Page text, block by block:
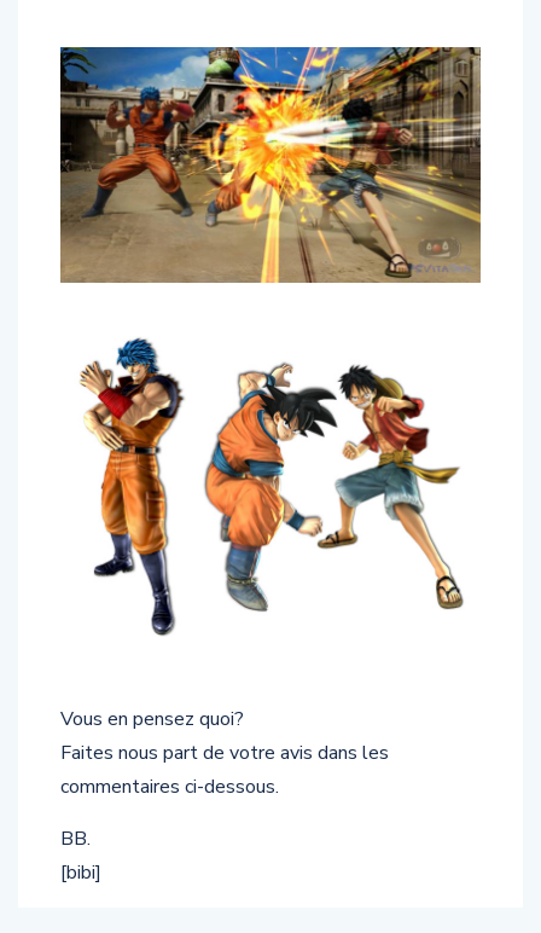
Vous en pensez quoi?
Faites nous part de votre avis dans les
commentaires ci-dessous.
BB.
[bibi]